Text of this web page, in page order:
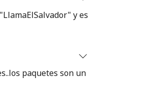
y es
paquetes son un